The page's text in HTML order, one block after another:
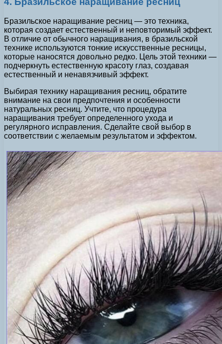
Бразильское наращивание ресниц — это техника,
которая создает естественный и неповторимый эффект.
В отличие от обычного наращивания, в бразильской
технике используются тонкие искусственные ресницы,
которые наносятся довольно редко. Цель этой техники —
подчеркнуть естественную красоту глаз, создавая
естественный и ненавязчивый эффект.
Выбирая технику наращивания ресниц, обратите
внимание на свои предпочтения и особенности
натуральных ресниц. Учтите, что процедура
наращивания требует определенного ухода и
регулярного исправления. Сделайте свой выбор в
соответствии с желаемым результатом и эффектом.